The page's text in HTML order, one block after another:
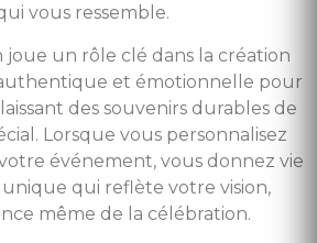
vous ressemble.
joue un rôle clé dans la création
et émotionnelle pour
des souvenirs durables de
Lorsque vous personnalisez
événement, vous donnez vie
qui reflète votre vision,
même de la célébration.